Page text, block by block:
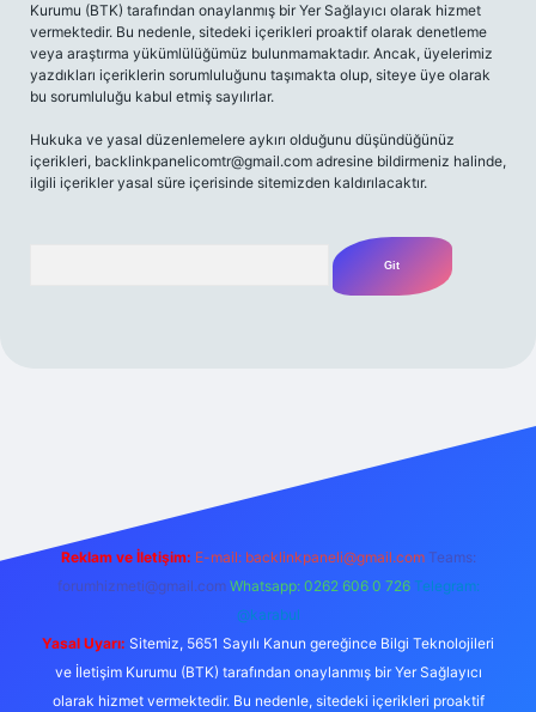
Kurumu (BTK) tarafından onaylanmış bir Yer Sağlayıcı olarak hizmet
vermektedir. Bu nedenle, sitedeki içerikleri proaktif olarak denetleme
veya araştırma yükümlülüğümüz bulunmamaktadır. Ancak, üyelerimiz
yazdıkları içeriklerin sorumluluğunu taşımakta olup, siteye üye olarak
bu sorumluluğu kabul etmiş sayılırlar.
Hukuka ve yasal düzenlemelere aykırı olduğunu düşündüğünüz
içerikleri, backlinkpanelicomtr@gmail.com adresine bildirmeniz halinde,
ilgili içerikler yasal süre içerisinde sitemizden kaldırılacaktır.
Reklam ve İletişim: E-mail: backlinkpaneli@gmail.com Teams:
forumhizmeti@gmail.com Whatsapp: 0262 606 0 726 Telegram:
@karabul
Yasal Uyarı: Sitemiz, 5651 Sayılı Kanun gereğince Bilgi Teknolojileri
ve İletişim Kurumu (BTK) tarafından onaylanmış bir Yer Sağlayıcı
olarak hizmet vermektedir. Bu nedenle, sitedeki içerikleri proaktif